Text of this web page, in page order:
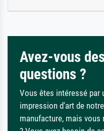
Avez-vous
questions ?
Vous êtes intéressé par
impression d'art de notre
manufacture, mais vous